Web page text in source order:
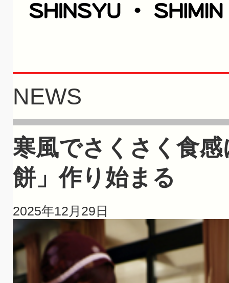
NEWS
寒風でさくさく食
餅」作り始まる
2025年12月29日